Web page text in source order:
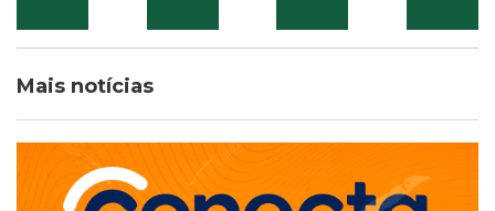
Mais notícias